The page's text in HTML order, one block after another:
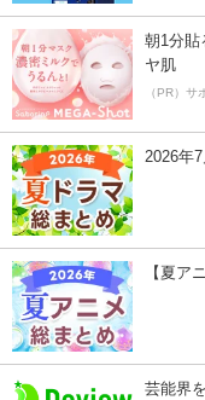
朝1分貼
ヤ肌
（PR）サ
2026年
【夏ア
芸能界